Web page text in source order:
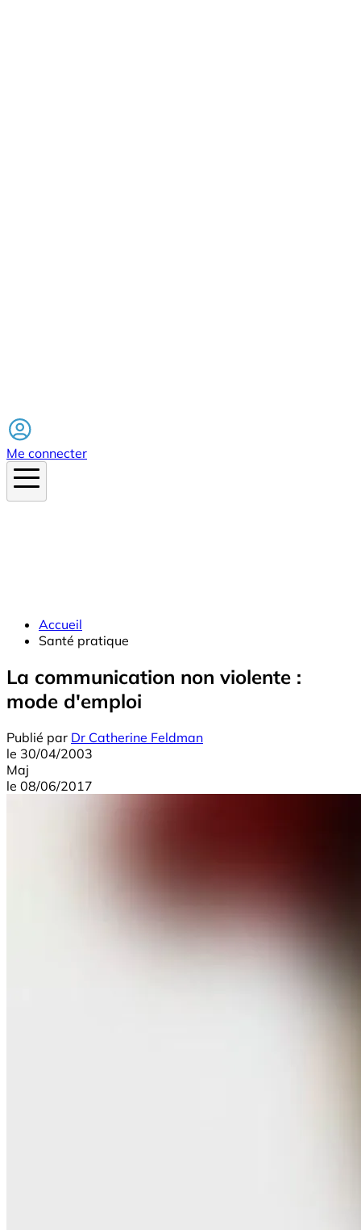
Me connecter
Accueil
Santé pratique
La communication non violente :
mode d'emploi
Publié par Dr Catherine Feldman
le 30/04/2003
Maj
le 08/06/2017